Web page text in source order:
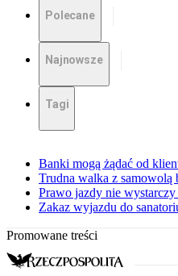
Polecane
Najnowsze
Tagi
Banki mogą żądać od
Trudna walka z
Prawo jazdy nie
Zakaz wyjazdu do
Promowane treści